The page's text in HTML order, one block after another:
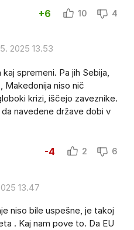
+6 10 4
2025 13.53
spremeni. Pa jih Sebija,
Makedonija niso nič
krizi, iščejo zaveznike.
navedene države dobi v
-4 2 6
13.47
niso bile uspešne, je takoj
. Kaj nam pove to. Da EU